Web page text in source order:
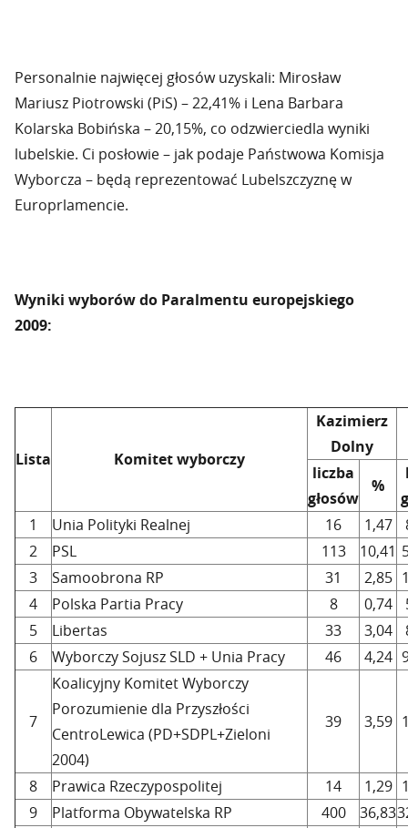
Personalnie najwięcej głosów uzyskali: Mirosław
Mariusz Piotrowski (PiS) – 22,41% i Lena Barbara
Kolarska Bobińska – 20,15%, co odzwierciedla wyniki
lubelskie. Ci posłowie – jak podaje Państwowa Komisja
Wyborcza – będą reprezentować Lubelszczyznę w
Europrlamencie.
Wyniki wyborów do Paralmentu europejskiego
2009:
Lista Komitet wyborczy
Kazimierz
Dolny
liczba
głosów
%
1
Unia Polityki Realnej 16 1,47
2
PSL 113 10,41
3
Samoobrona RP 31 2,85
4
Polska Partia Pracy 8 0,74
5
Libertas 33 3,04
6
Wyborczy Sojusz SLD + Unia Pracy 46 4,24
7
Koalicyjny Komitet Wyborczy
Porozumienie dla Przyszłości
CentroLewica (PD+SDPL+Zieloni
2004)
39 3,59
8 Prawica Rzeczypospolitej 14 1,29
9
Platforma Obywatelska RP 400 36,83